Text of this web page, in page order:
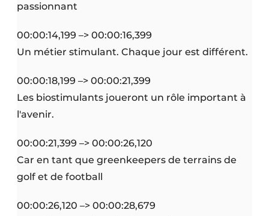
passionnant
00:00:14,199 –> 00:00:16,399
Un métier stimulant. Chaque jour est différent.
00:00:18,199 –> 00:00:21,399
Les biostimulants joueront un rôle important à
l'avenir.
00:00:21,399 –> 00:00:26,120
Car en tant que greenkeepers de terrains de
golf et de football
00:00:26,120 –> 00:00:28,679